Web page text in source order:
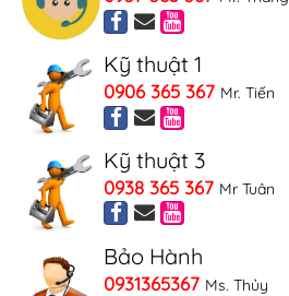
Kỹ thuật 1
0906 365 367 Mr. Tiến
Kỹ thuật 3
0938 365 367 Mr Tuân
Bảo Hành
0931365367 Ms. Thủy